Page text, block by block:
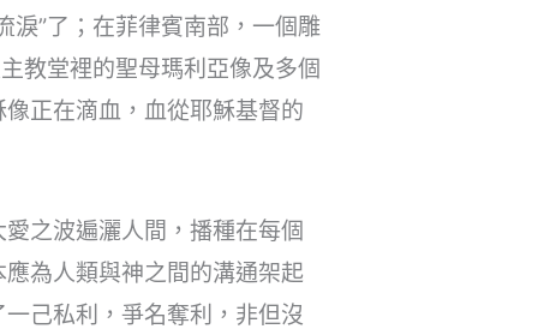
淚”了；在菲律賓南部，一個雕
教堂裡的聖母瑪利亞像及多個
正在滴血，血從耶穌基督的
之波遍灑人間，播種在每個
為人類與神之間的溝通架起
己私利，爭名奪利，非但沒